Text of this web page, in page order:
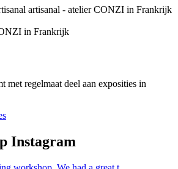
met regelmaat deel aan exposities in
Instagram